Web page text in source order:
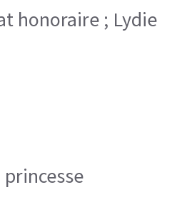
honoraire ; Lydie
princesse